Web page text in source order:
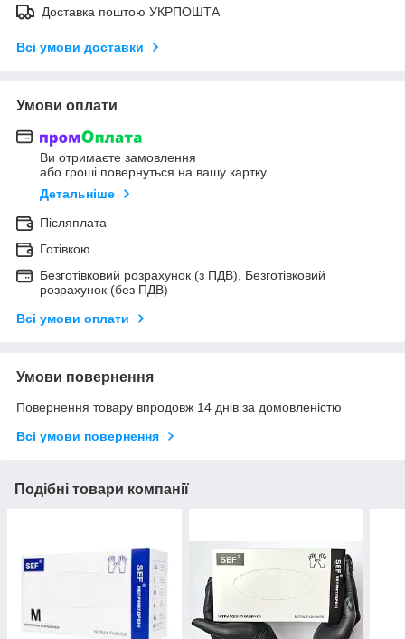
Доставка поштою УКРПОШТА
Всі умови доставки
Умови оплати
Ви отримаєте замовлення
або гроші повернуться на вашу картку
Детальніше
Післяплата
Готівкою
Безготівковий розрахунок (з ПДВ), Безготівковий
розрахунок (без ПДВ)
Всі умови оплати
Умови повернення
Повернення товару впродовж 14 днів за домовленістю
Всі умови повернення
Подібні товари компанії